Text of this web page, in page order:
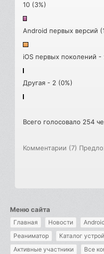
10 (3%)
Android первых версий
iOS первых поколений -
Другая - 2 (0%)
Всего голосовало 254
Комментарии (7)
Меню сайта
Главная Новости
Реаниматор
Каталог
Активные участники
Все